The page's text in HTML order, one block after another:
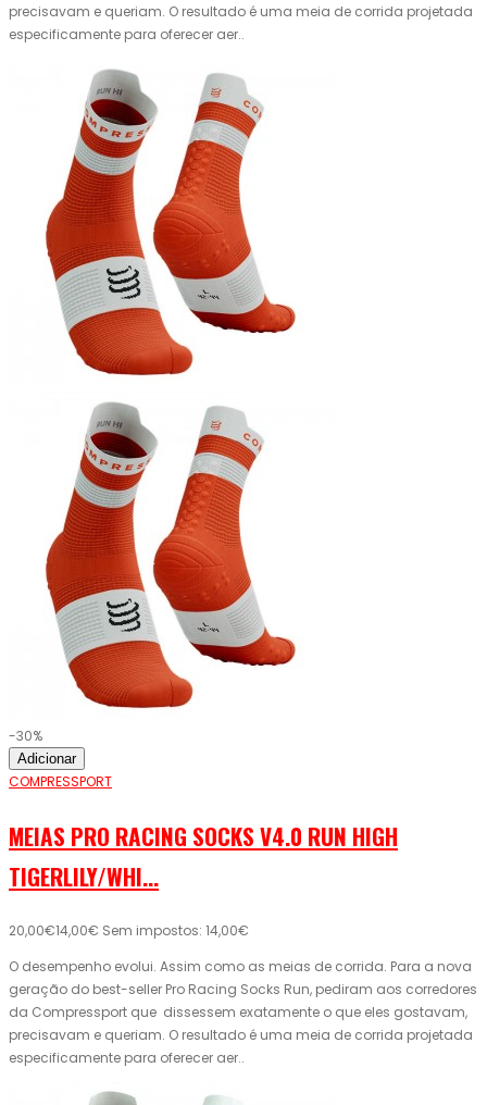
precisavam e queriam. O resultado é uma meia de corrida projetada
especificamente para oferecer aer..
-30%
Adicionar
COMPRESSPORT
MEIAS PRO RACING SOCKS V4.0 RUN HIGH
TIGERLILY/WHI...
20,00€14,00€ Sem impostos: 14,00€
O desempenho evolui. Assim como as meias de corrida. Para a nova
geração do best-seller Pro Racing Socks Run, pediram aos corredores
da Compressport que dissessem exatamente o que eles gostavam,
precisavam e queriam. O resultado é uma meia de corrida projetada
especificamente para oferecer aer..